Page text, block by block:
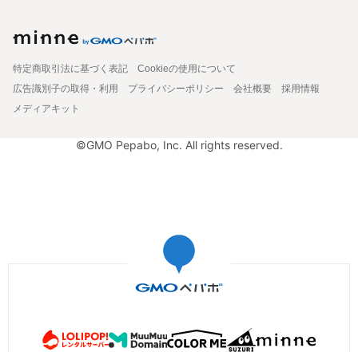
特定商取引法に基づく表記
Cookieの使用について
広告識別子の取得・利用
プライバシーポリシー 会社概要
採用情報
メディアキット
©GMO Pepabo, Inc. All rights reserved.